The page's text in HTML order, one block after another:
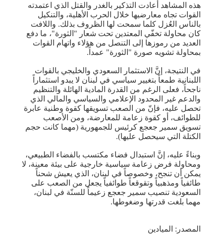
هذه المشاهد أعادت التذكير بالغدر والقتل الذي اعتمدته
القوات تجاه معارضيها خلال الحرب الأهلية، والتنكيل
بالناس العُزل كلما سمحت لها الظروف بذلك. واللافت
كان محاولة تخفّي المعتدين تحت شعار "الثورة"، ما دفع
العديد من رموزها إلى التنصل من هؤلاء واتهام القوات
بمحاولة تشويه صورة "الثورة" عمداً.
في النتيجة، إنَّ الاستثمار السعودي والخليجي بالقوات
اللبنانية طمعاً بتغيير سياسي في لبنان لا يبدو استثماراً
ناجحاً، فعلى الرغم من القدرة المادية الهائلة والتنظيم
والدعم غير المحدود الإعلامي والسياسي والمالي الذي
تحصل عليه، فإنّ من الصعب تسويقها كقوة وطنية عابرة
للطوائف، أو كقوة زعامة للمعارضة، ومن الأصعب
تسويق سمير جعجع كرئيس للجمهورية (مهما كانت حجم
الكتلة التي سيحصل عليها).
وبناءً عليه، إنَّ استبدال فضاء مكتسب بالفضاء الطبيعي،
ومحاولة فرض زعامة سياسية خارجية على بيئة معينة، لا
يمكن أن تنجح، وخصوصاً في لبنان، الذي يعيش شحناً
طائفياً ومذهبياً وتقوقعاً طوائفياً يجعل من الصعب على
السعودية تنصيب سمير جعجع زعيماً للسنّة في لبنان،
مهما بلغت قدرتها وضغوطها.
المصدر: الميادين